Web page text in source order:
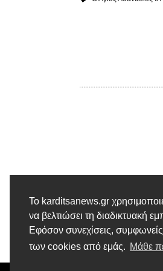
Το karditsanews.gr
να βελτιώσει τη διαδικτυακή
Εφόσον συνεχίσεις,
των cookies από εμάς. Μάθε
Προηγούμενο
Θεία
Κοιμήσεως